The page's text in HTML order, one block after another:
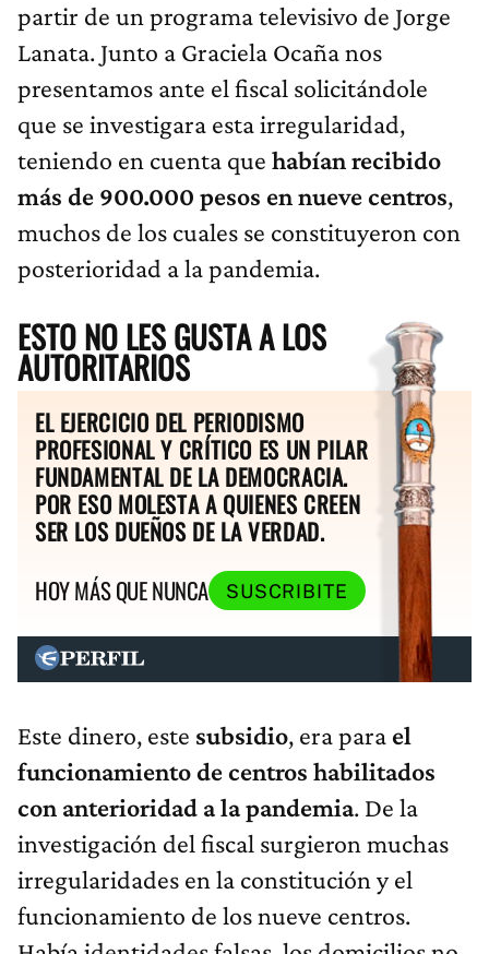
partir de un programa televisivo de Jorge
Lanata. Junto a Graciela Ocaña nos
presentamos ante el fiscal solicitándole
que se investigara esta irregularidad,
teniendo en cuenta que habían recibido
más de 900.000 pesos en nueve centros,
muchos de los cuales se constituyeron con
posterioridad a la pandemia.
ESTO NO LES GUSTA A LOS
AUTORITARIOS
EL EJERCICIO DEL PERIODISMO
PROFESIONAL Y CRÍTICO ES UN PILAR
FUNDAMENTAL DE LA DEMOCRACIA.
POR ESO MOLESTA A QUIENES CREEN
SER LOS DUEÑOS DE LA VERDAD.
HOY MÁS QUE NUNCA
SUSCRIBITE
Este dinero, este subsidio, era para el
funcionamiento de centros habilitados
con anterioridad a la pandemia. De la
investigación del fiscal surgieron muchas
irregularidades en la constitución y el
funcionamiento de los nueve centros.